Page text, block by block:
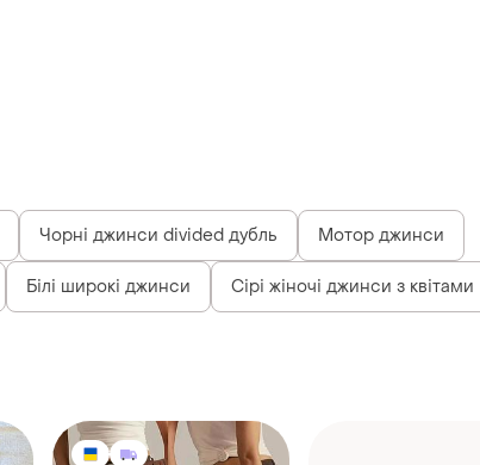
Чорні джинси divided дубль Мотор джинси
Білі широкі джинси Сірі жіночі джинси з квітами